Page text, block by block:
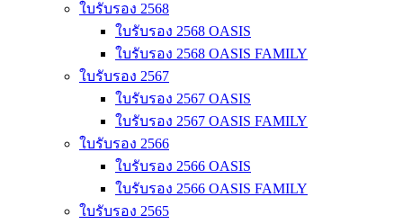
ใบรับรอง 2568
ใบรับรอง 2568 OASIS
ใบรับรอง 2568 OASIS FAMILY
ใบรับรอง 2567
ใบรับรอง 2567 OASIS
ใบรับรอง 2567 OASIS FAMILY
ใบรับรอง 2566
ใบรับรอง 2566 OASIS
ใบรับรอง 2566 OASIS FAMILY
ใบรับรอง 2565